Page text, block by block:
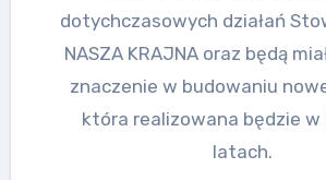
dotychczasowych działań
NASZA KRAJNA oraz będą
znaczenie w budowaniu
która realizowana będzie w
latach.